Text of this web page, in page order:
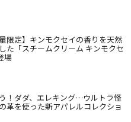
限定】キンモクセイの香りを天然
た「スチームクリーム キンモクセ
場
！ダダ、エレキング…ウルトラ怪
革を使った新アパレルコレクショ